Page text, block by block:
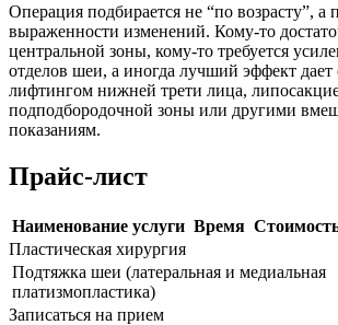
Операция подбирается не “по возрасту”, а
выраженности изменений. Кому-то
центральной зоны, кому-то требуется
отделов шеи, а иногда лучший эффект дает
лифтингом нижней трети лица,
подподбородочной зоны или другими
показаниям.
Прайс-лист
Наименование услуги Время
Пластическая хирургия
Подтяжка шеи (латеральная и медиальная
платизмопластика)
Записаться на прием